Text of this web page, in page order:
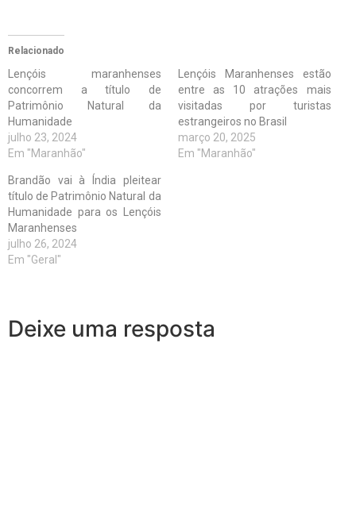
Relacionado
Lençóis maranhenses
concorrem a título de
Patrimônio Natural da
Humanidade
julho 23, 2024
Em "Maranhão"
Lençóis Maranhenses estão
entre as 10 atrações mais
visitadas por turistas
estrangeiros no Brasil
março 20, 2025
Em "Maranhão"
Brandão vai à Índia pleitear
título de Patrimônio Natural da
Humanidade para os Lençóis
Maranhenses
julho 26, 2024
Em "Geral"
Deixe uma resposta